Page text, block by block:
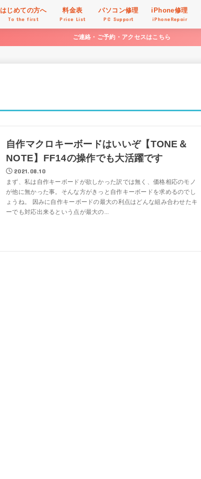
はじめての方へ
To the first
料金表
Price List
パソコン修理
PC Support
iPhone修理
iPhoneRepair
ご連絡・ご予約・アクセスはこちら
自作マクロキーボードはいいぞ【TONE＆
NOTE】FF14の操作でも大活躍です
2021.08.10
まず、私は自作キーボードが欲しかった訳では無く、価格相応のモノ
が他に無かった事。そんな方がきっと自作キーボードを求めるのでし
ょうね。 因みに自作キーボードの最大の利点はどんな組み合わせたキ
ーでも対応出来るという点が最大の...